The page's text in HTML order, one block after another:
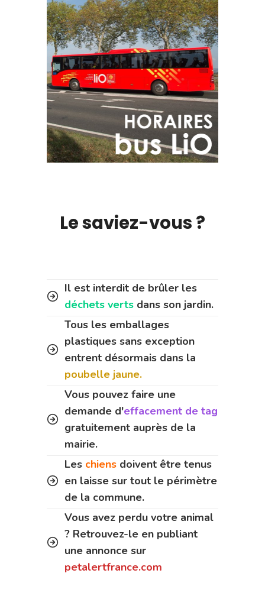
Le saviez-vous ?
Il est interdit de brûler les
déchets verts dans son jardin.
Tous les emballages
plastiques sans exception
entrent désormais dans la
poubelle jaune.
Vous pouvez faire une
demande d'effacement de tag
gratuitement auprès de la
mairie.
Les chiens doivent être tenus
en laisse sur tout le périmètre
de la commune.
Vous avez perdu votre animal
? Retrouvez-le en publiant
une annonce sur
petalertfrance.com